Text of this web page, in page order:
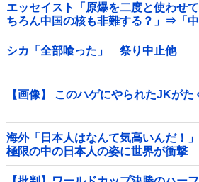
エッセイスト「原爆を二度と使わせ
ちろん中国の核も非難する？」⇒「
核！」
シカ「全部喰った」 祭り中止他
【画像】 このハゲにやられたJKが
海外「日本人はなんて気高いんだ！
極限の中の日本人の姿に世界が衝撃